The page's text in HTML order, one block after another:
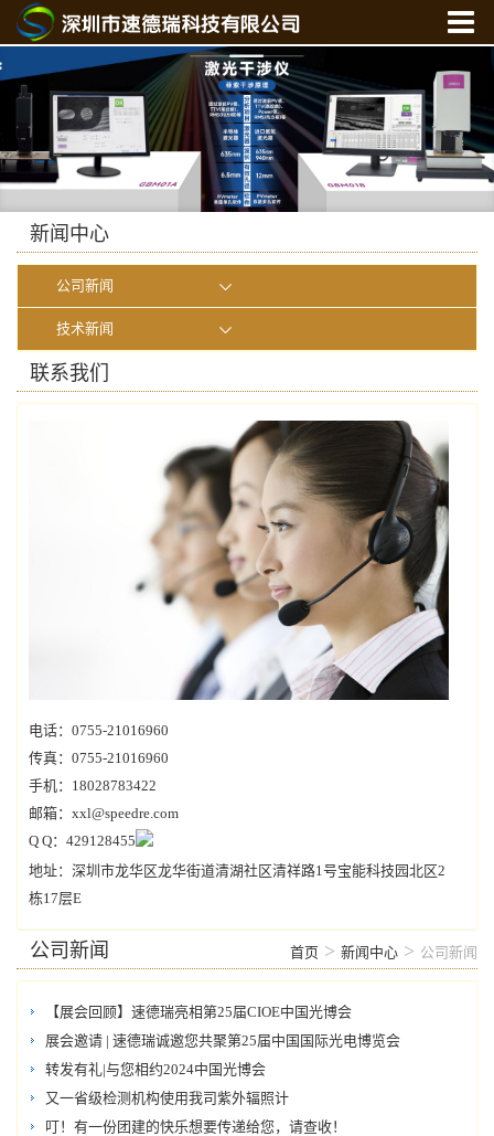
产品中心
新闻中心
新闻中心
公司新闻
技术新闻
联系我们
电话：0755-21016960
传真：0755-21016960
手机：18028783422
邮箱：xxl@speedre.com
Q Q：429128455
地址：深圳市龙华区龙华街道清湖社区清祥路1号宝能科技园北区2
栋17层E
公司新闻 首页 > 新闻中心 > 公司新闻
【展会回顾】速德瑞亮相第25届CIOE中国光博会
展会邀请 | 速德瑞诚邀您共聚第25届中国国际光电博览会
转发有礼|与您相约2024中国光博会
又一省级检测机构使用我司紫外辐照计
叮！有一份团建的快乐想要传递给您，请查收！